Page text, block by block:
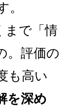
。
まで「情
。評価の
も高い
を深め